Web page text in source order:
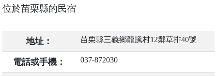
位於苗栗縣的民宿
地址： 苗栗縣三義鄉龍騰村12鄰草排40號
電話或手機： 037-872030